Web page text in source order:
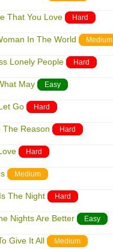
That You Love Hard
In The World Medium
Lonely People Hard
May Easy
Go Hard
The Reason Hard
Hard
Medium
The Night Hard
Nights Are Better Easy
Give It All Medium